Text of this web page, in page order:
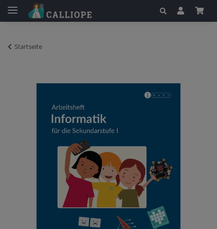
Startseite